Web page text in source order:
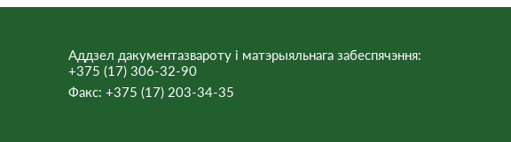
Аддзел дакументазвароту і матэрыяльнага забеспячэння:
+375 (17) 306-32-90
Факс: +375 (17) 203-34-35